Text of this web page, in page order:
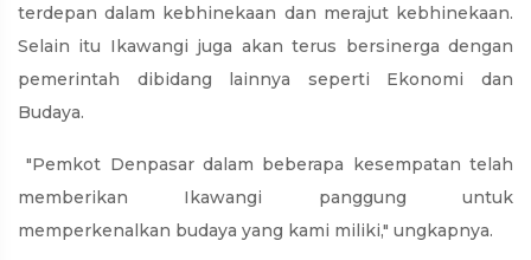
terdepan dalam kebhinekaan dan merajut kebhinekaan.
Selain itu Ikawangi juga akan terus bersinerga dengan
pemerintah dibidang lainnya seperti Ekonomi dan
Budaya.
"Pemkot Denpasar dalam beberapa kesempatan telah
memberikan Ikawangi panggung untuk
memperkenalkan budaya yang kami miliki," ungkapnya.